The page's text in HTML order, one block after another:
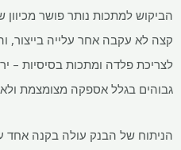
הביקוש למתכות נותר פושר
קצה לא עקבה אחר עלייה בייצור,
לצריכת פלדה ומתכות בסיסיות –
גבוהים בגלל אספקה ​​מצומצמת